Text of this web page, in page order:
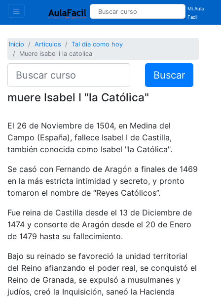
Mi Aula
Facil
Inicio Articulos
Tal dia como hoy
Muere isabel i la catolica
Buscar
muere Isabel I "la Católica"
El 26 de Noviembre de 1504, en Medina del
Campo (España), fallece Isabel I de Castilla,
también conocida como Isabel "la Católica".
Se casó con Fernando de Aragón a finales de 1469
en la más estricta intimidad y secreto, y pronto
tomaron el nombre de “Reyes Católicos”.
Fue reina de Castilla desde el 13 de Diciembre de
1474 y consorte de Aragón desde el 20 de Enero
de 1479 hasta su fallecimiento.
Bajo su reinado se favoreció la unidad territorial
del Reino afianzando el poder real, se conquistó el
Reino de Granada, se expulsó a musulmanes y
judíos, creó la Inquisición, saneó la Hacienda